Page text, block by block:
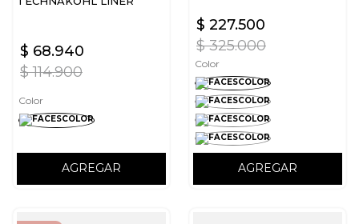
$ 114.900
$ 68.940
Color
AGREGAR
$ 325.000
$ 227.500
Color
AGREGAR